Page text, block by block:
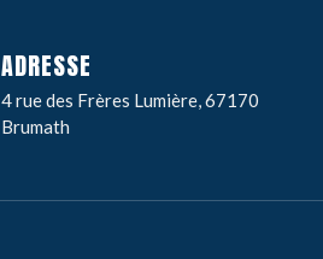
ADRESSE
4 rue des Frères Lumière, 67170
Brumath